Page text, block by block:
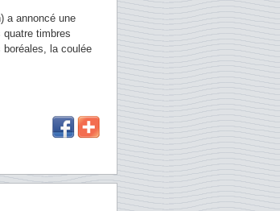
a annoncé une
quatre timbres
boréales, la coulée